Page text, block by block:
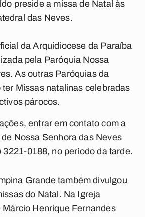
preside a missa de Natal às
das Neves.
da Arquidiocese da Paraíba
pela Paróquia Nossa
As outras Paróquias da
Missas natalinas celebradas
párocos.
entrar em contato com a
Nossa Senhora das Neves
3221-0188, no período da tarde.
Grande também divulgou
do Natal. Na Igreja
Márcio Henrique Fernandes